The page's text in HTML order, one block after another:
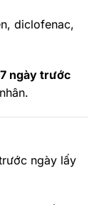
diclofenac,
ngày trước
ngày lấy